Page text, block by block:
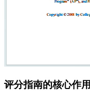
评分指南的核心作用